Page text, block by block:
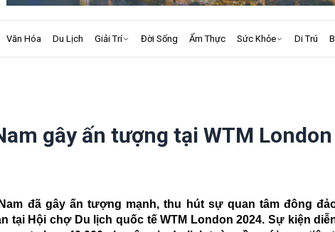
Văn Hóa Du Lịch Giải Trí Đời Sống Ẩm Thực Sức Khỏe Di Trú
gây ấn tượng tại WTM
đã gây ấn tượng mạnh, thu hút sự quan tâm đông
tại Hội chợ Du lịch quốc tế WTM London 2024. Sự kiện